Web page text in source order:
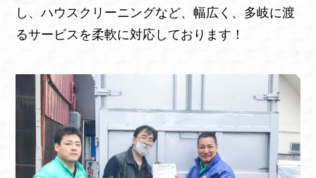
し、ハウスクリーニングなど、幅広く、多岐に渡
るサービスを柔軟に対応しております！